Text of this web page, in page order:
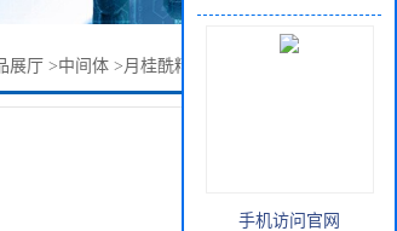
展厅 >中间体 >月桂酰精氨酸乙酯盐酸盐
手机访问官网